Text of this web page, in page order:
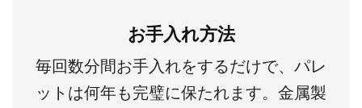
お手入れ方法
毎回数分間お手入れをするだけで、パレ
ットは何年も完璧に保たれます。金属製